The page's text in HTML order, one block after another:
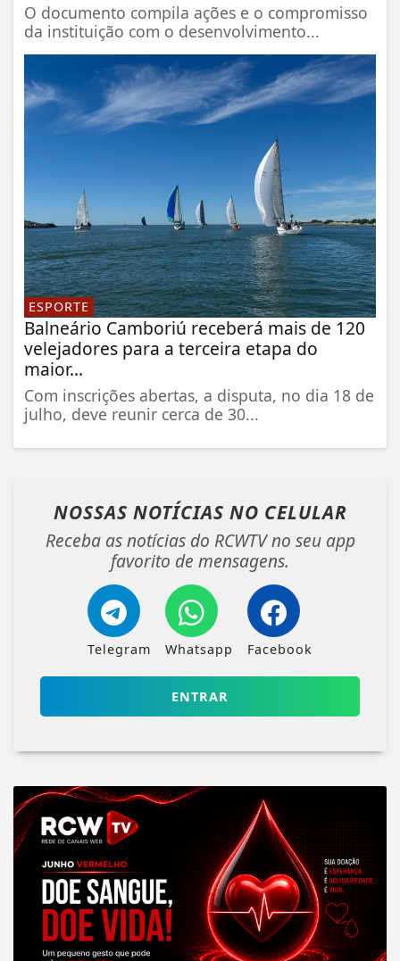
O documento compila ações e o compromisso
da instituição com o desenvolvimento...
ESPORTE
Balneário Camboriú receberá mais de 120
velejadores para a terceira etapa do
maior...
Com inscrições abertas, a disputa, no dia 18 de
julho, deve reunir cerca de 30...
NOSSAS NOTÍCIAS NO CELULAR
Receba as notícias do RCWTV no seu app
favorito de mensagens.
Telegram Whatsapp Facebook
ENTRAR